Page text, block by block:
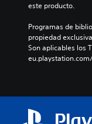
este producto.
Programas de
propiedad
Son aplicables los